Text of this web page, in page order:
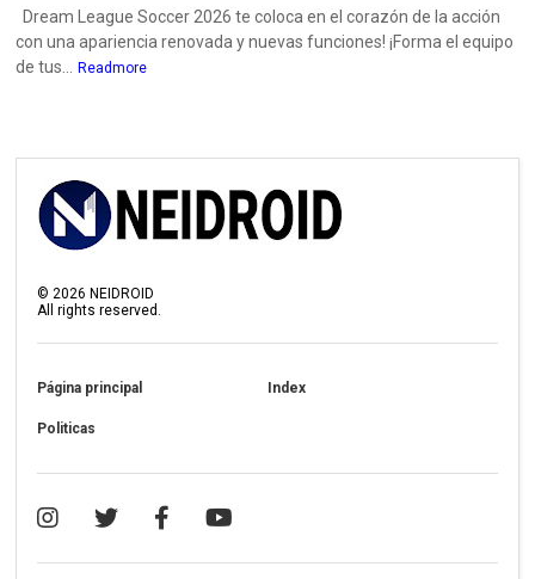
Dream League Soccer 2026 te coloca en el corazón de la acción
con una apariencia renovada y nuevas funciones! ¡Forma el equipo
de tus...
Readmore
© 2026 NEIDROID
All rights reserved.
Página principal Index
Politicas